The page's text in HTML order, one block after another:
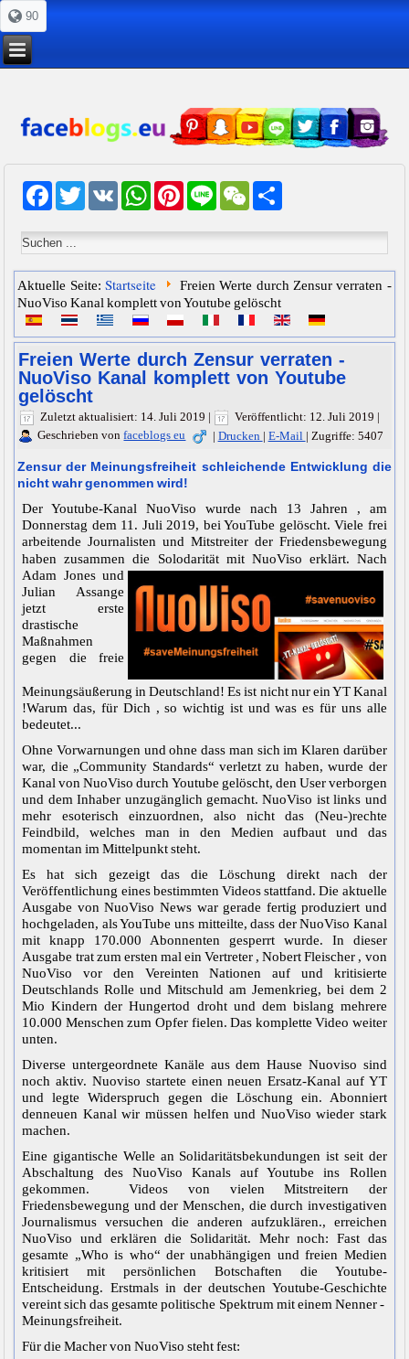
90
Facebook
Twitter VK WhatsAppPinterestLine WeChat
Aktuelle Seite:Startseite
Freien Werte durch Zensur verraten -
NuoViso Kanal komplett von Youtube gelöscht
Freien Werte durch Zensur verraten -
NuoViso Kanal komplett von Youtube
gelöscht
Zuletzt aktualisiert: 14. Juli 2019 | Veröffentlicht: 12. Juli 2019 |
Geschrieben vonfaceblogs eu | Drucken | E-Mail | Zugriffe: 5407
Zensur der Meinungsfreiheit schleichende Entwicklung die
nicht wahr genommen wird!
Der Youtube-Kanal NuoViso wurde nach 13 Jahren , am
Donnerstag dem 11. Juli 2019, bei YouTube gelöscht. Viele frei
arbeitende Journalisten und Mitstreiter der Friedensbewegung
haben zusammen die Solodarität mit NuoViso erklärt. Nach
Adam Jones und
Julian Assange
jetzt erste
drastische
Maßnahmen
gegen die freie
Meinungsäußerung in Deutschland! Es ist nicht nur ein YT Kanal
!Warum das, für Dich , so wichtig ist und was es für uns alle
bedeutet...
Ohne Vorwarnungen und ohne dass man sich im Klaren darüber
war, die „Community Standards“ verletzt zu haben, wurde der
Kanal von NuoViso durch Youtube gelöscht, den User verborgen
und dem Inhaber unzugänglich gemacht. NuoViso ist links und
mehr esoterisch einzuordnen, also nicht das (Neu-)rechte
Feindbild, welches man in den Medien aufbaut und das
momentan im Mittelpunkt steht.
Es hat sich gezeigt das die Löschung direkt nach der
Veröffentlichung eines bestimmten Videos stattfand. Die aktuelle
Ausgabe von NuoViso News war gerade fertig produziert und
hochgeladen, als YouTube uns mitteilte, dass der NuoViso Kanal
mit knapp 170.000 Abonnenten gesperrt wurde. In dieser
Ausgabe trat zum ersten mal ein Vertreter , Nobert Fleischer , von
NuoViso vor den Vereinten Nationen auf und kritisierte
Deutschlands Rolle und Mitschuld am Jemenkrieg, bei dem 2
Mio Kindern der Hungertod droht und dem bislang mehrere
10.000 Menschen zum Opfer fielen. Das komplette Video weiter
unten.
Diverse untergeordnete Kanäle aus dem Hause Nuoviso sind
noch aktiv. Nuoviso startete einen neuen Ersatz-Kanal auf YT
und legte Widerspruch gegen die Löschung ein. Abonniert
denneuen Kanal wir müssen helfen und NuoViso wieder stark
machen.
Eine gigantische Welle an Solidaritätsbekundungen ist seit der
Abschaltung des NuoViso Kanals auf Youtube ins Rollen
gekommen. Videos von vielen Mitstreitern der
Friedensbewegung und der Menschen, die durch investigativen
Journalismus versuchen die anderen aufzuklären., erreichen
NuoViso und erklären die Solidarität. Mehr noch: Fast das
gesamte „Who is who“ der unabhängigen und freien Medien
kritisiert mit persönlichen Botschaften die Youtube-
Entscheidung. Erstmals in der deutschen Youtube-Geschichte
vereint sich das gesamte politische Spektrum mit einem Nenner -
Meinungsfreiheit.
Für die Macher von NuoViso steht fest: